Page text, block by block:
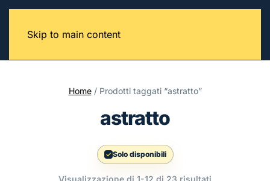
Skip to main content
Home/ Prodotti taggati “astratto”
astratto
Solo disponibili
Visualizzazione di 1-12 di 23 risultati